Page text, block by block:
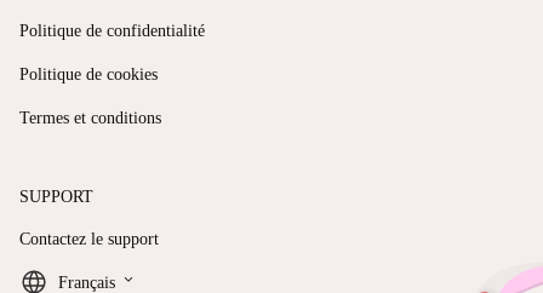
Politique de confidentialité
Politique de cookies
Termes et conditions
SUPPORT
Contactez le support
Français keyboard_arrow_down